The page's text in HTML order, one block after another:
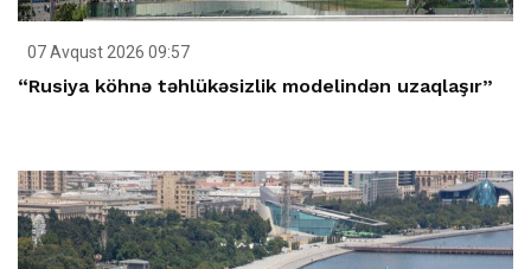
07 Avqust 2026 09:57
“Rusiya köhnə təhlükəsizlik modelindən uzaqlaşır”